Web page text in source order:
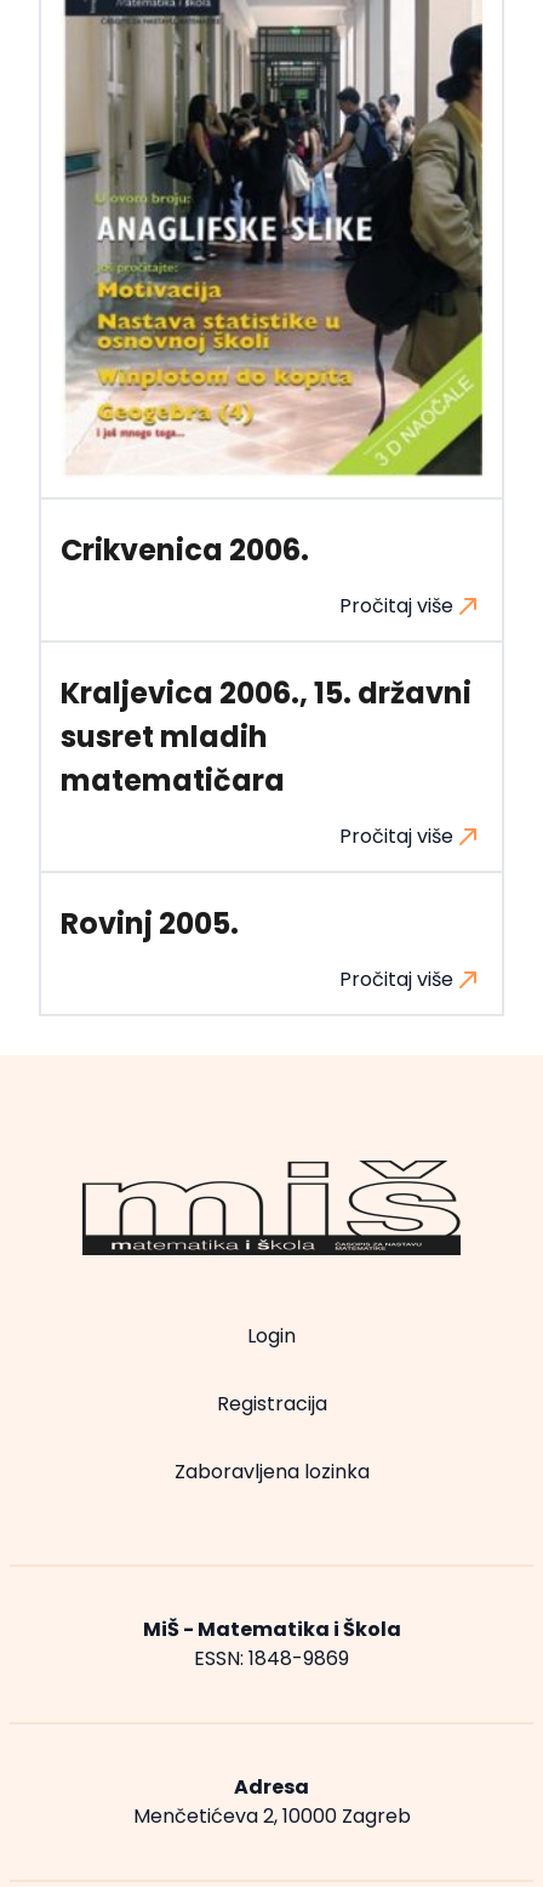
Crikvenica 2006.
Pročitaj više
Kraljevica 2006., 15. državni
susret mladih
matematičara
Pročitaj više
Rovinj 2005.
Pročitaj više
Login
Registracija
Zaboravljena lozinka
MiŠ - Matematika i Škola
ESSN: 1848-9869
Adresa
Menčetićeva 2, 10000 Zagreb